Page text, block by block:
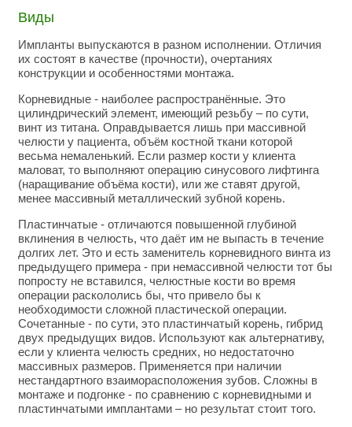
Виды
Импланты выпускаются в разном исполнении. Отличия
их состоят в качестве (прочности), очертаниях
конструкции и особенностями монтажа.
Корневидные - наиболее распространённые. Это
цилиндрический элемент, имеющий резьбу – по сути,
винт из титана. Оправдывается лишь при массивной
челюсти у пациента, объём костной ткани которой
весьма немаленький. Если размер кости у клиента
маловат, то выполняют операцию синусового лифтинга
(наращивание объёма кости), или же ставят другой,
менее массивный металлический зубной корень.
Пластинчатые - отличаются повышенной глубиной
вклинения в челюсть, что даёт им не выпасть в течение
долгих лет. Это и есть заменитель корневидного винта из
предыдущего примера - при немассивной челюсти тот бы
попросту не вставился, челюстные кости во время
операции раскололись бы, что привело бы к
необходимости сложной пластической операции.
Сочетанные - по сути, это пластинчатый корень, гибрид
двух предыдущих видов. Используют как альтернативу,
если у клиента челюсть средних, но недостаточно
массивных размеров. Применяется при наличии
нестандартного взаиморасположения зубов. Сложны в
монтаже и подгонке - по сравнению с корневидными и
пластинчатыми имплантами – но результат стоит того.